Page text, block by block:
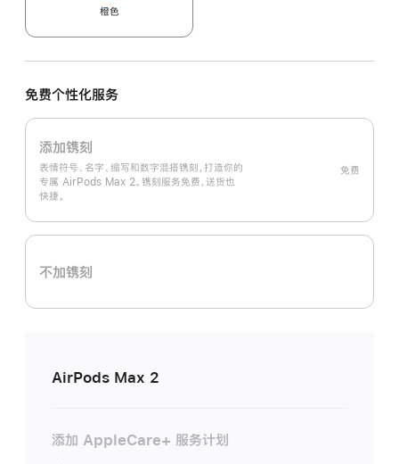
橙色
免费个性化服务
添加镌刻
表情符号、名字、缩写和数字混搭镌刻，打造你的
专属 AirPods Max 2。镌刻服务免费，送货也
快捷。
免费
不加镌刻
AirPods Max 2
添加 AppleCare+ 服务计划